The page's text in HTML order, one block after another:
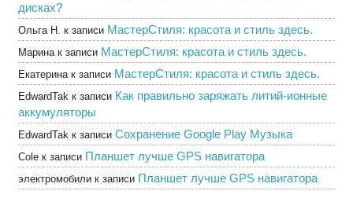
дисках?
Ольга Н. к записи МастерСтиля: красота и стиль здесь.
Маринак записи МастерСтиля: красота и стиль здесь.
Екатеринак записи МастерСтиля: красота и стиль здесь.
EdwardTak к записи Как правильно заряжать литий-ионные
аккумуляторы
EdwardTak к записи Сохранение Google Play Музыка
Cole к записи Планшет лучше GPS навигатора
электромобили к записи Планшет лучше GPS навигатора